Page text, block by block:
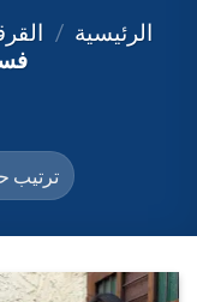
الرئيسية /